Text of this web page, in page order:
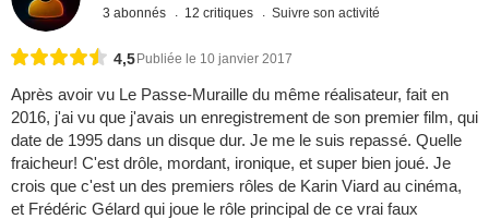
3 abonnés 12 critiques Suivre son activité
4,5Publiée le 10 janvier 2017
Après avoir vu Le Passe-Muraille du même réalisateur, fait en
2016, j'ai vu que j'avais un enregistrement de son premier film, qui
date de 1995 dans un disque dur. Je me le suis repassé. Quelle
fraicheur! C'est drôle, mordant, ironique, et super bien joué. Je
crois que c'est un des premiers rôles de Karin Viard au cinéma,
et Frédéric Gélard qui joue le rôle principal de ce vrai faux